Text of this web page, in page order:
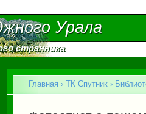
Урала
Урала
странника
странника
Главная › ТК Спутник ›